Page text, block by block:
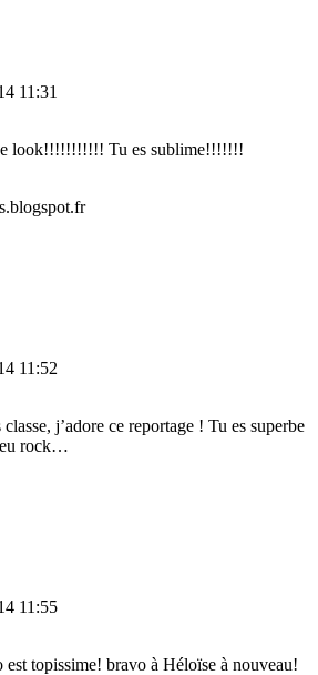
11:31
look!!!!!!!!!!! Tu es sublime!!!!!!!
11:52
j’adore ce reportage ! Tu es superbe
rock…
11:55
est topissime! bravo à Héloïse à nouveau!